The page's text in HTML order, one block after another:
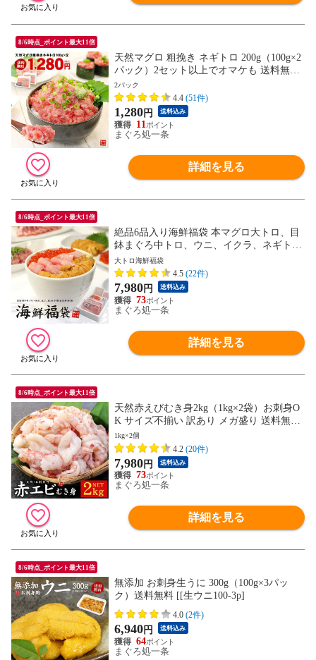
8/6時点_ポイント最大11倍
天然マグロ 粗挽き ネギトロ 200g（100g×2
パック）2セット以上でオマケも 送料無料
〈nd1〉[[ネギトロ100g-2p]
2パック
4.4 (51件)
1,280円 送料込み
11
まぐろ処一条
詳細を見る
8/6時点_ポイント最大11倍
絶品6品入り海鮮福袋 本マグロ大トロ、目
鉢まぐろ中トロ、ウニ、イクラ、ネギト
ロ、づけ 送料無料〈st1〉[[海鮮福袋]
大トロ海鮮福袋
4.5 (22件)
7,980円 送料込み
73
まぐろ処一条
詳細を見る
8/6時点_ポイント最大11倍
天然赤えびむき身2kg（1kg×2袋）お刺身O
K サイズ不揃い 訳あり メガ盛り 送料無料
[[赤エビ剥き身1kg-2p]
1kg×2個
4.2 (20件)
7,980円 送料込み
73
まぐろ処一条
詳細を見る
8/6時点_ポイント最大11倍
無添加 お刺身生うに 300g（100g×3パッ
ク）送料無料 [[生ウニ100-3p]
4.0 (2件)
6,940円 送料込み
64
まぐろ処一条